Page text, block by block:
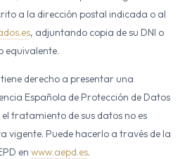
a la dirección postal indicada o al
, adjuntando copia de su DNI o
equivalente.
derecho a presentar una
Española de Protección de Datos
tratamiento de sus datos no es
vigente. Puede hacerlo a través de la
en www.aepd.es.